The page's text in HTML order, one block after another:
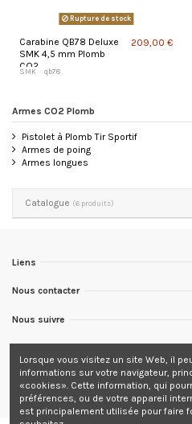
Rupture de stock
Carabine QB78 Deluxe
SMK 4,5 mm Plomb
CO2
SMK qb78
209,00 €
Armes CO2 Plomb
Pistolet à Plomb Tir Sportif
Armes de poing
Armes longues
Catalogue (6 produits)
Liens
Nous contacter
Nous suivre
Tous les prix sont
Lorsque vous visitez un site Web, il
informations sur votre navigateur,
«cookies». Cette information, qui
préférences, ou de votre appareil
est principalement utilisée pour faire